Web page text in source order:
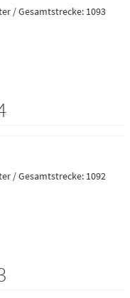
/ Gesamtstrecke: 1093
/ Gesamtstrecke: 1092